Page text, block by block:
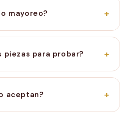
mayoreo? +
mínimo. Todos los
piezas para probar? +
1 pieza sin problema. Así
aceptan? +